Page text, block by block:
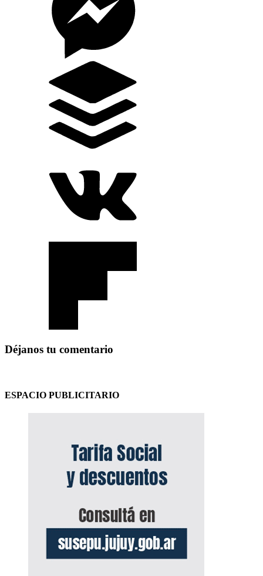
Déjanos tu comentario
ESPACIO PUBLICITARIO